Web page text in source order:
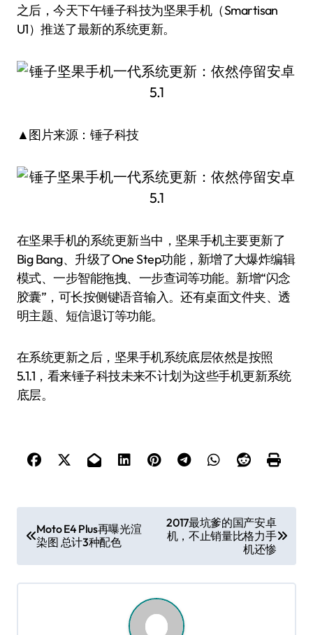
之后，今天下午锤子科技为坚果手机（Smartisan
U1）推送了最新的系统更新。
▲图片来源：锤子科技
在坚果手机的系统更新当中，坚果手机主要更新了
Big Bang、升级了One Step功能，新增了大爆炸编辑
模式、一步智能拖拽、一步查词等功能。新增“闪念
胶囊”，可长按侧键语音输入。还有桌面文件夹、透
明主题、短信退订等功能。
在系统更新之后，坚果手机系统底层依然是按照
5.1.1，看来锤子科技未来不计划为这些手机更新系统
底层。
章
导
航
Moto E4 Plus再曝光渲
染图 总计3种配色
2017最坑爹的国产安卓
机，不止销量比格力手
机还惨